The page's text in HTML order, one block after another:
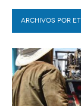
LERDO
DEPORTES
EXA
EL
GLOBO
PC29
ARCHIVOS POR